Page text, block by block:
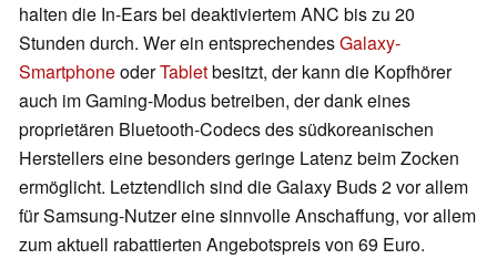
halten die In-Ears bei deaktiviertem ANC bis zu 20
Stunden durch. Wer ein entsprechendesGalaxy-
SmartphoneoderTabletbesitzt, der kann die Kopfhörer
auch im Gaming-Modus betreiben, der dank eines
proprietären Bluetooth-Codecs des südkoreanischen
Herstellers eine besonders geringe Latenz beim Zocken
ermöglicht. Letztendlich sind die Galaxy Buds 2 vor allem
für Samsung-Nutzer eine sinnvolle Anschaffung, vor allem
zum aktuell rabattierten Angebotspreis von 69 Euro.